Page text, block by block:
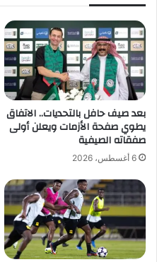
ل
م
ن
ت
خ
.
.
و
ع
ى
م
ا
د
ع
ب
ا
ل
ل
ه
بعد صيف حافل بالتحديات.. الاتفاق
يطوي صفحة الأزمات ويعلن أولى
صفقاته الصيفية
6 أغسطس، 2026